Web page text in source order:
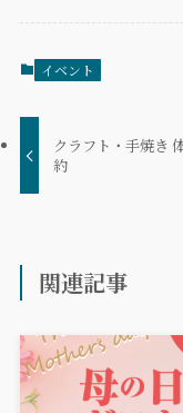
イベント
クラフト・手焼き
約
関連記事